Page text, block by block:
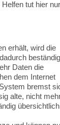
tut hier nur
erhält, wird die
beständig
Daten die
dem Internet
bremst
alte, nicht
übersichtlich